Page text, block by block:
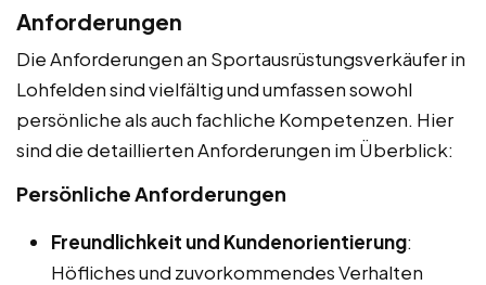
Anforderungen
Die Anforderungen an Sportausrüstungsverkäufer in
Lohfelden sind vielfältig und umfassen sowohl
persönliche als auch fachliche Kompetenzen. Hier
sind die detaillierten Anforderungen im Überblick:
Persönliche Anforderungen
Freundlichkeit und Kundenorientierung:
Höfliches und zuvorkommendes Verhalten